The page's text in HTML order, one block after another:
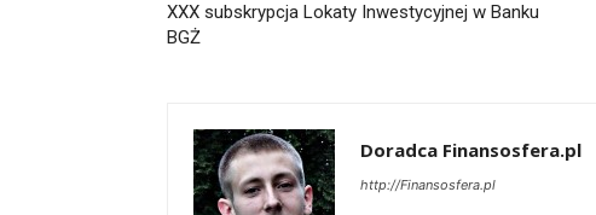
XXX subskrypcja Lokaty Inwestycyjnej w Banku
BGŻ
Doradca Finansosfera.pl
http://Finansosfera.pl